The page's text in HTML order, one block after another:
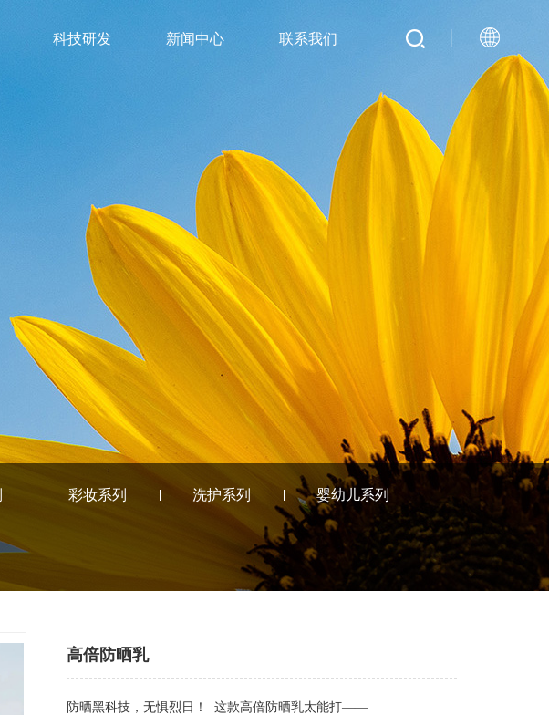
科技研发 新闻中心 联系我们
彩妆系列 洗护系列 婴幼儿系列
高倍防晒乳
防晒黑科技，无惧烈日！ 这款高倍防晒乳太能打——